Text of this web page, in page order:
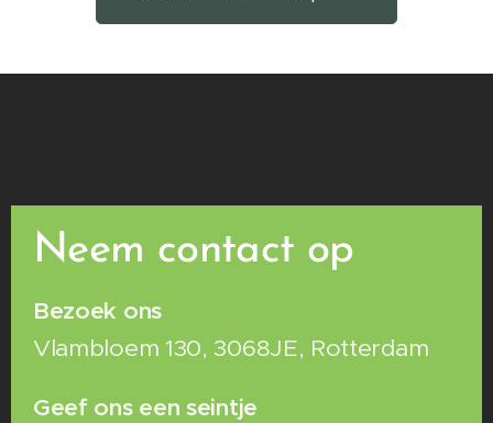
Neem contact op
Bezoek ons
Vlambloem 130, 3068JE, Rotterdam
Geef ons een seintje